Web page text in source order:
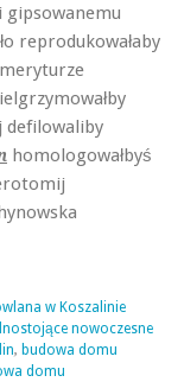
gipsowanemu
reprodukowałaby
defilowaliby
homologowałbyś
w Koszalinie
nowoczesne
, budowa domu
domu